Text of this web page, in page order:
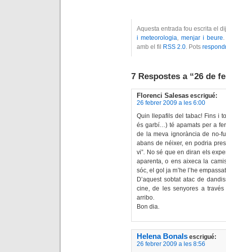
Aquesta entrada fou escrita el
i meteorologia, menjar i beure
amb el fil
RSS 2.0. Pots
7 Respostes a “26 de
Florenci Salesas escrigué:
26 febrer 2009 a les 6:00
Quin llepafils del tabac! Fins i
és garbí…) té apamats per a
de la meva ignorància de no-
abans de néixer, en podria
vi”. No sé que en diran els
aparenta, o ens aixeca la
sóc, el gol ja m’he l’he
D’aquest sobtat atac de
cine, de les senyores a
arribo.
Bon dia.
Helena Bonals escrigué:
26 febrer 2009 a les 8:56